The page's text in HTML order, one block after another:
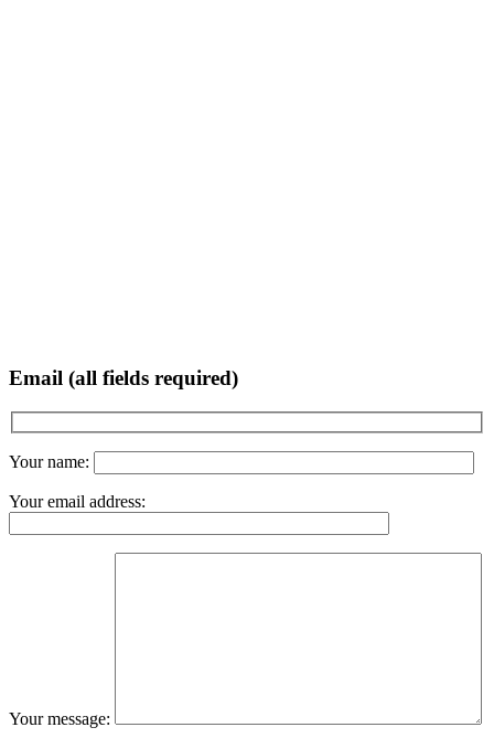
Email (all fields required)
Your name:
Your email address:
Your message: